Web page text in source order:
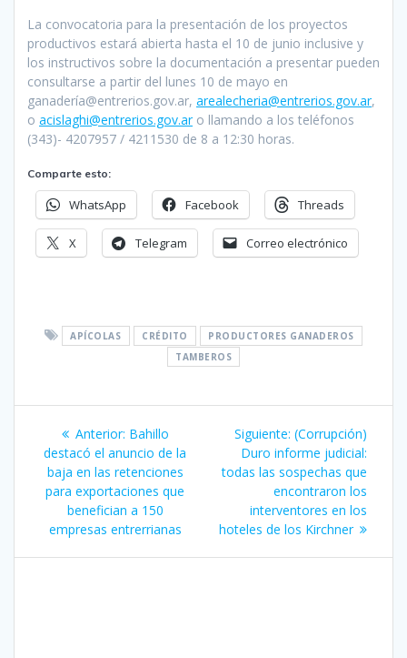
La convocatoria para la presentación de los proyectos
productivos estará abierta hasta el 10 de junio inclusive y
los instructivos sobre la documentación a presentar pueden
consultarse a partir del lunes 10 de mayo en
ganadería@entrerios.gov.ar, arealecheria@entrerios.gov.ar,
o acislaghi@entrerios.gov.aro llamando a los teléfonos
(343)- 4207957 / 4211530 de 8 a 12:30 horas.
Comparte esto:
WhatsApp Facebook Threads
X Telegram Correo electrónico
APÍCOLAS CRÉDITO
PRODUCTORES GANADEROS
TAMBEROS
Navegación
de
entradas
Anterior: Entrada
anterior:
Bahillo
destacó el anuncio de la
baja en las retenciones
para exportaciones que
benefician a 150
empresas entrerrianas
Siguiente: Siguiente
entrada:
(Corrupción)
Duro informe judicial:
todas las sospechas que
encontraron los
interventores en los
hoteles de los Kirchner